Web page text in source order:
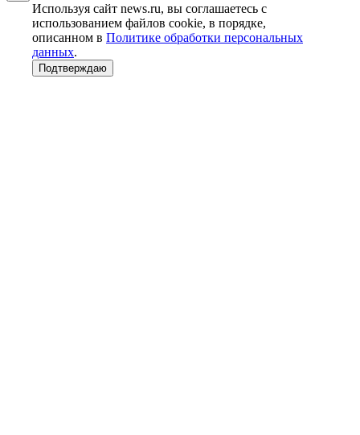
Используя сайт news.ru, вы соглашаетесь с
использованием файлов cookie, в порядке,
описанном в Политике обработки персональных
данных.
Подтверждаю